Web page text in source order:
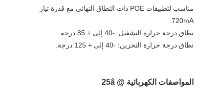
مناسب لتطبيقات POE ذات النطاق النهائي مع قدرة تيار
720mA.
نطاق درجة حرارة التشغيل: -40 إلى + 85 درجة.
نطاق درجة حرارة التخزين: -40 إلى + 125 درجة.
المواصفات الكهربائية @ 25â